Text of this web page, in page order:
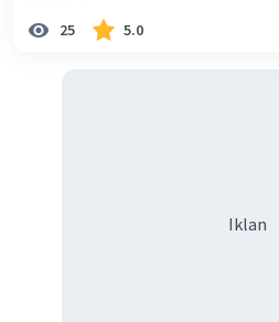
25 5.0
Iklan